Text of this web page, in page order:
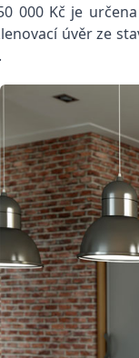
000 Kč je
úvěr ze